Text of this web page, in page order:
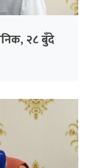
२८ बुँदे